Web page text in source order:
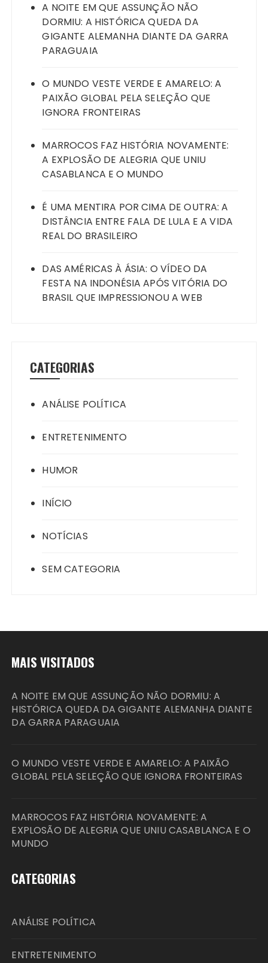
A NOITE EM QUE ASSUNÇÃO NÃO
DORMIU: A HISTÓRICA QUEDA DA
GIGANTE ALEMANHA DIANTE DA GARRA
PARAGUAIA
O MUNDO VESTE VERDE E AMARELO: A
PAIXÃO GLOBAL PELA SELEÇÃO QUE
IGNORA FRONTEIRAS
MARROCOS FAZ HISTÓRIA NOVAMENTE:
A EXPLOSÃO DE ALEGRIA QUE UNIU
CASABLANCA E O MUNDO
É UMA MENTIRA POR CIMA DE OUTRA: A
DISTÂNCIA ENTRE FALA DE LULA E A VIDA
REAL DO BRASILEIRO
DAS AMÉRICAS À ÁSIA: O VÍDEO DA
FESTA NA INDONÉSIA APÓS VITÓRIA DO
BRASIL QUE IMPRESSIONOU A WEB
CATEGORIAS
ANÁLISE POLÍTICA
ENTRETENIMENTO
HUMOR
INÍCIO
NOTÍCIAS
SEM CATEGORIA
MAIS VISITADOS
A NOITE EM QUE ASSUNÇÃO NÃO DORMIU: A
HISTÓRICA QUEDA DA GIGANTE ALEMANHA DIANTE
DA GARRA PARAGUAIA
O MUNDO VESTE VERDE E AMARELO: A PAIXÃO
GLOBAL PELA SELEÇÃO QUE IGNORA FRONTEIRAS
MARROCOS FAZ HISTÓRIA NOVAMENTE: A
EXPLOSÃO DE ALEGRIA QUE UNIU CASABLANCA E O
MUNDO
CATEGORIAS
ANÁLISE POLÍTICA
ENTRETENIMENTO